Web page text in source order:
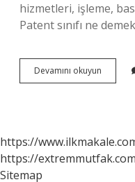
hizmetleri, işleme,
Patent sınıfı ne
Devamını okuyun
Sınıf
https://
https://
Sitemap